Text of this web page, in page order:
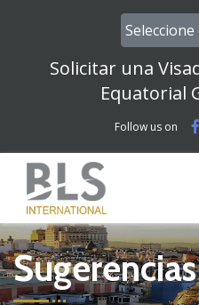
Solicitar una
Equatorial
Follow us on